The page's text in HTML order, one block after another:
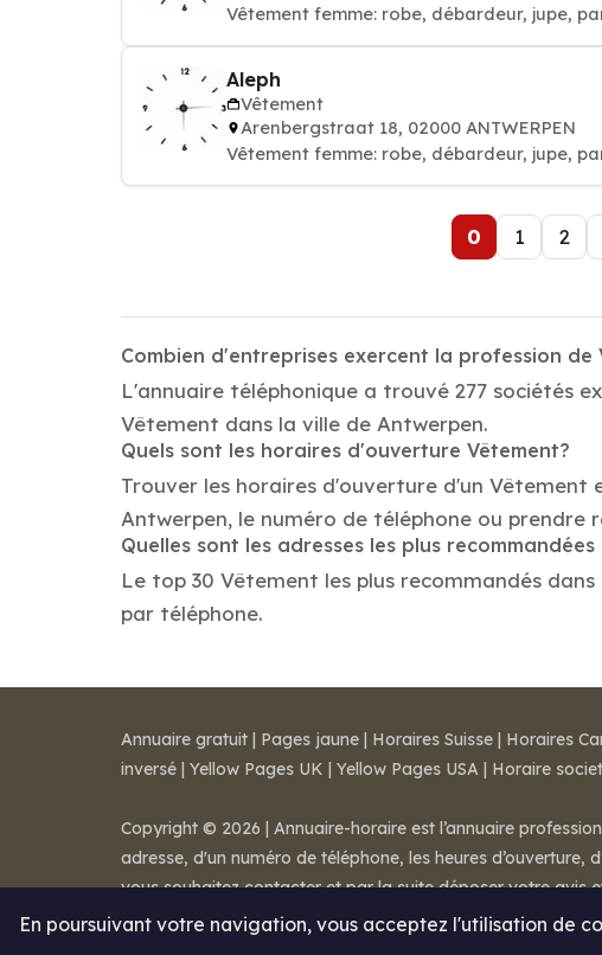
Vêtement femme: robe, débardeur, jupe,
Aleph
Vêtement
Arenbergstraat 18, 02000 ANTWERPEN
Vêtement femme: robe, débardeur, jupe,
0 1 2
Combien d'entreprises exercent la profession de
L'annuaire téléphonique a trouvé 277 sociétés
Vêtement dans la ville de Antwerpen.
Quels sont les horaires d'ouverture Vêtement?
Trouver les horaires d'ouverture d'un Vêtement
Antwerpen, le numéro de téléphone ou prendre
Quelles sont les adresses les plus recommandées
Le top 30 Vêtement les plus recommandés
par téléphone.
En poursuivant votre navigation, vous acceptez l'utilisation de
Annuaire gratuit | Pages jaune | Horaires Suisse | Horaires
inversé | Yellow Pages UK | Yellow Pages USA | Horaire
Copyright © 2026 | Annuaire-horaire est l’annuaire
adresse, d'un numéro de téléphone, les heures
vous souhaitez contacter et par la suite déposer votre avis
Mentions légales-Conditions de ventes- Contact